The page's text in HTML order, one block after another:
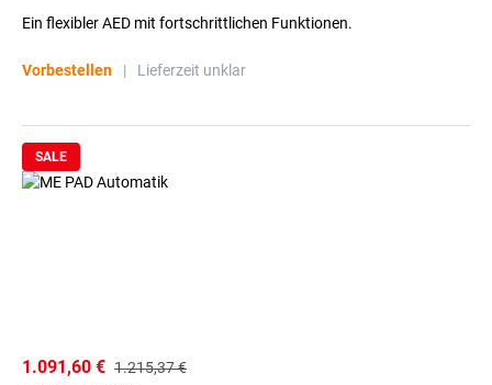
Ein flexibler AED mit fortschrittlichen Funktionen.
Vorbestellen | Lieferzeit unklar
SALE
1.091,60 € 1.215,37 €